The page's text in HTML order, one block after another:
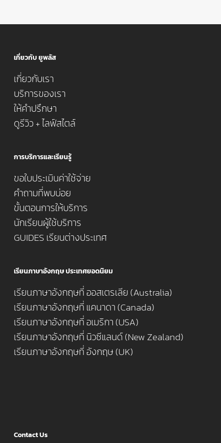
เกี่ยวกับ ยูพลัส
เกี่ยวกับเรา
บริการของเรา
ให้คำปรึกษา
ดูรีวิว + ไลฟ์สไตล์
การบริการและเรียนรู้
ขอใบประเมินค่าใช้จ่าย
คำถามที่พบบ่อย
ขั้นตอนการให้บริการ
นักเรียนผู้ใช้บริการ
GUIDES เรียนต่างประเทศ
เรียนภาษาอังกฤษ ประเทศยอดนิยม
เรียนภาษาอังกฤษที่ ออสเตรเลีย (Australia)
เรียนภาษาอังกฤษที่ แคนาดา (Canada)
เรียนภาษาอังกฤษที่ อเมริกา (USA)
เรียนภาษาอังกฤษที่ นิวซีแลนด์ (New Zealand)
เรียนภาษาอังกฤษที่ อังกฤษ (UK)
Contact Us